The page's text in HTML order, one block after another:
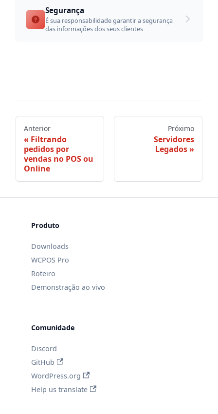
Segurança
É sua responsabilidade garantir a segurança
das informações dos seus clientes
Anterior
Filtrando
pedidos por
vendas no POS ou
Online
Próximo
Servidores
Legados
Produto
Downloads
WCPOS Pro
Roteiro
Demonstração ao vivo
Comunidade
Discord
GitHub
WordPress.org
Help us translate